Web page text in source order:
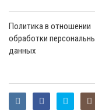
Политика в отношении
обработки
данных